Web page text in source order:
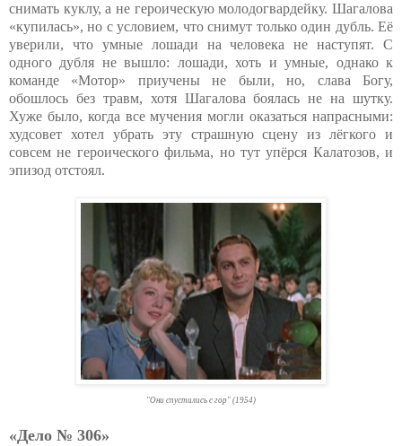
снимать куклу, а не героическую молодогвардейку. Шагалова
«купилась», но с условием, что снимут только один дубль. Её
уверили, что умные лошади на человека не наступят. С
одного дубля не вышло: лошади, хоть и умные, однако к
команде «Мотор» приучены не были, но, слава Богу,
обошлось без травм, хотя Шагалова боялась не на шутку.
Хуже было, когда все мучения могли оказаться напрасными:
худсовет хотел убрать эту страшную сцену из лёгкого и
совсем не героического фильма, но тут упёрся Калатозов, и
эпизод отстоял.
"Они спустились с гор" (1954)
«Дело № 306»